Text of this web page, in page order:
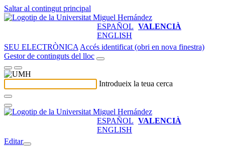
Saltar al contingut principal
ESPAÑOL VALENCIÀ
ENGLISH
SEU ELECTRÒNICA Accés identificat (obri en nova finestra)
Gestor de continguts del lloc
Introdueix la teua cerca
ESPAÑOL VALENCIÀ
ENGLISH
Editar